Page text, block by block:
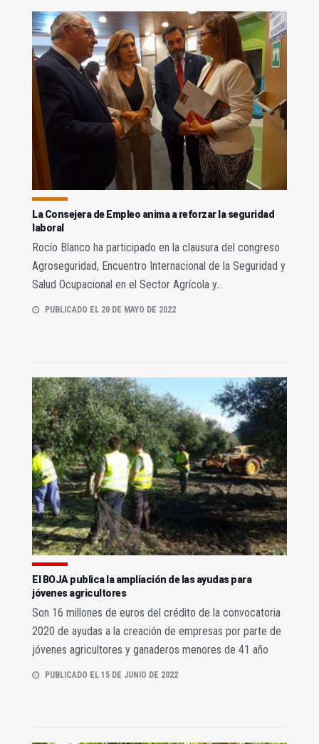
La Consejera de Empleo anima a reforzar la seguridad
laboral
Rocío Blanco ha participado en la clausura del congreso
Agroseguridad, Encuentro Internacional de la Seguridad y
Salud Ocupacional en el Sector Agrícola y...
PUBLICADO EL 20 DE MAYO DE 2022
El BOJA publica la ampliación de las ayudas para
jóvenes agricultores
Son 16 millones de euros del crédito de la convocatoria
2020 de ayudas a la creación de empresas por parte de
jóvenes agricultores y ganaderos menores de 41 año
PUBLICADO EL 15 DE JUNIO DE 2022